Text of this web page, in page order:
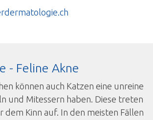
- Feline Akne
können auch Katzen eine unreine
und Mitessern haben. Diese treten
dem Kinn auf. In den meisten Fällen